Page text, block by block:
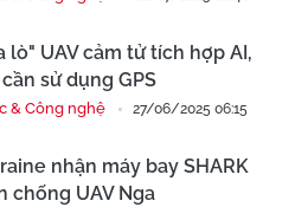
lò" UAV cảm tử tích hợp AI,
sử dụng GPS
& Công nghệ 27/06/2025 06:15
nhận máy bay SHARK
chống UAV Nga